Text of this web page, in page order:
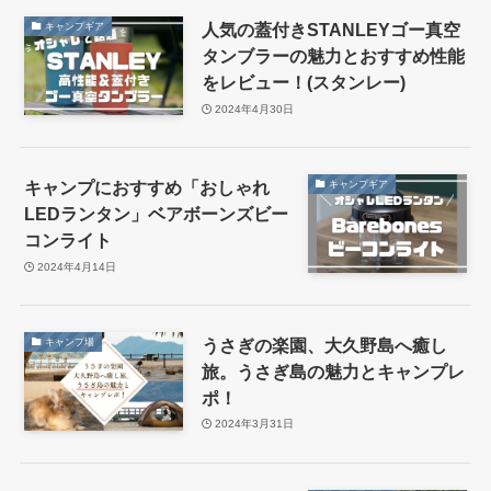
キャンプギア
人気の蓋付きSTANLEYゴー真空
タンブラーの魅力とおすすめ性能
をレビュー！(スタンレー)
2024年4月30日
キャンプギア
キャンプにおすすめ「おしゃれ
LEDランタン」ベアボーンズビー
コンライト
2024年4月14日
キャンプ場
うさぎの楽園、大久野島へ癒し
旅。うさぎ島の魅力とキャンプレ
ポ！
2024年3月31日